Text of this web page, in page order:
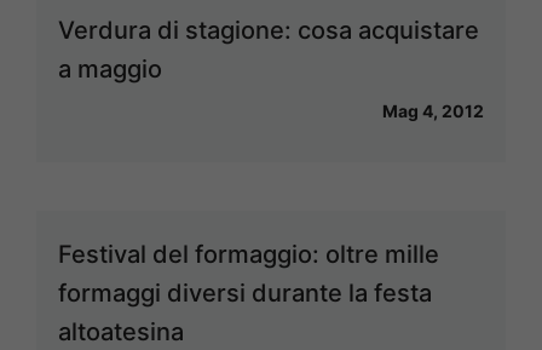
Verdura di stagione: cosa acquistare
a maggio
Mag 4, 2012
Festival del formaggio: oltre mille
formaggi diversi durante la festa
altoatesina